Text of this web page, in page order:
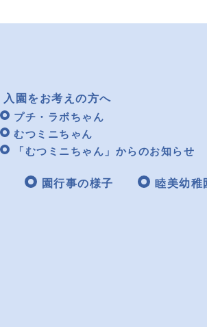
入園をお考えの方へ
プチ・ラボちゃん
むつミニちゃん
「むつミニちゃん」からのお知らせ
園行事の様子 睦美幼